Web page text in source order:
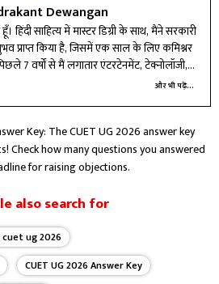
Dewangan
हिंदी साहित्य में मास्टर डिग्री के साथ, मैंने सरकारी
प्राप्त किया है, जिसमें एक साल के लिए कमिश्नर
7 वर्षों से मैं लगातार एंटरटेनमेंट, टेक्नोलॉजी,
और भी पढ़ें...
Key: The CUET UG 2026 answer key
Check how many questions you answered
for raising objections.
also search for
ug 2026
CUET UG 2026 Answer Key